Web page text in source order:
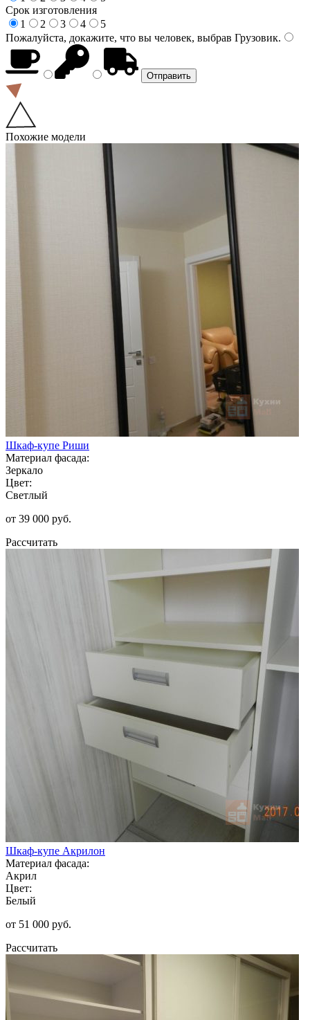
Срок изготовления
1
2 3 4
5
Пожалуйста, докажите, что вы человек, выбрав Грузовик.
Похожие модели
Шкаф-купе Риши
Материал фасада:
Зеркало
Цвет:
Светлый
от 39 000 руб.
Рассчитать
Шкаф-купе Акрилон
Материал фасада:
Акрил
Цвет:
Белый
от 51 000 руб.
Рассчитать